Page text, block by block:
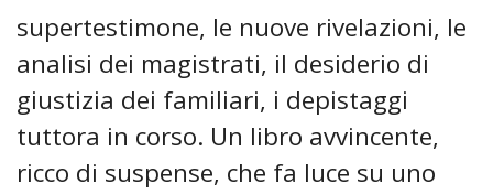
supertestimone, le nuove rivelazioni, le
analisi dei magistrati, il desiderio di
giustizia dei familiari, i depistaggi
tuttora in corso. Un libro avvincente,
ricco di suspense, che fa luce su uno